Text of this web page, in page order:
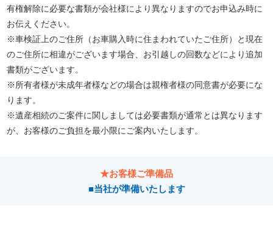
有権解除に必要な書類が会社様により異なりますのでお申込み時に
お伝えください。
※車検証上のご住所（お車購入時に住まわれていたご住所）と現在
のご住所に相違がございます場合、お引越しの回数などにより追加
書類がございます。
※所有者様が未成年者様などの場合は親権者様の同意書が必要にな
ります。
※遺産相続のご案件に関しましては必要書類が通常とは異なります
が、お客様のご負担を最小限にご案内いたします。
★お客様ご準備品
■当社が準備いたします